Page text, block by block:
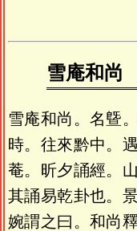
雪庵和尚
雪庵和尚。名曁
時。往來黔中。
菴。昕夕誦經。
其誦易乾卦也。
婉謂之曰。和尚